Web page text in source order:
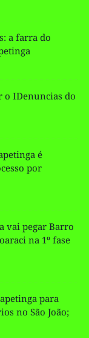
a farra do
o IDenuncias do
é
por
vai pegar Barro
na 1º fase
para
no São João;